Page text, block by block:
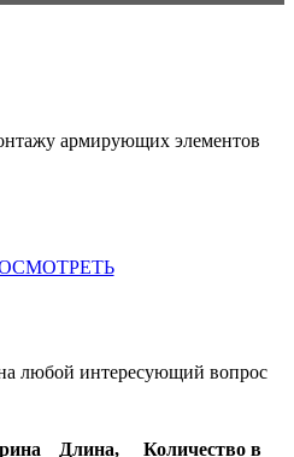
армирующих элементов
любой интересующий вопрос
Длина,
Количество в